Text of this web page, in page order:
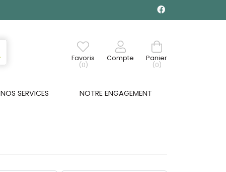
Favoris
(0)
Compte
Panier
(0)
NOS SERVICES NOTRE ENGAGEMENT